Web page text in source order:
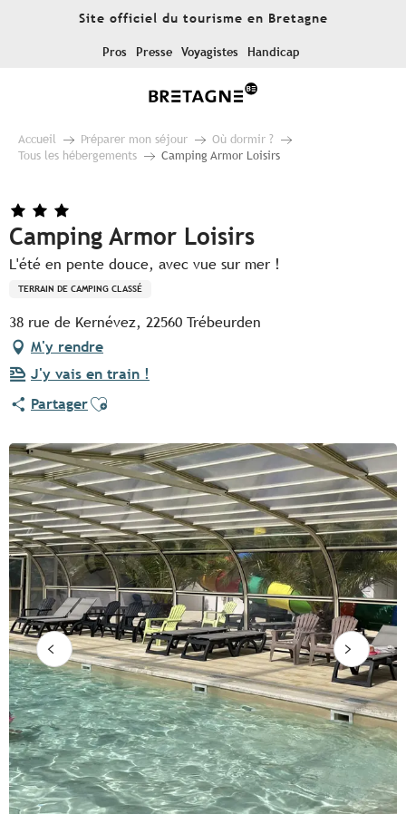
Site officiel du tourisme en Bretagne
Pros Presse Voyagistes Handicap
Accueil Préparer mon séjour
Où dormir ?
Tous les hébergements
Camping Armor Loisirs
Camping Armor Loisirs
L'été en pente douce, avec vue sur mer !
TERRAIN DE CAMPING CLASSÉ
38 rue de Kernévez, 22560 Trébeurden
M'y rendre
J'y vais en train !
PartagerAjouter aux favoris